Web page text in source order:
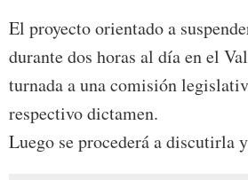
El proyecto orientado a
durante dos horas al día en el
turnada a una comisión
respectivo dictamen.
Luego se procederá a discutirla